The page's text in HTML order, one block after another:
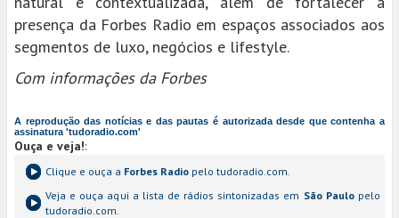
presença da Forbes Radio em espaços associados aos
segmentos de luxo, negócios e lifestyle.
Com informações da Forbes
A reprodução das notícias e das pautas é autorizada desde que contenha a
assinatura 'tudoradio.com'
Ouça e veja!:
Clique e ouça a Forbes Radio pelo tudoradio.com.
Veja e ouça aqui a lista de rádios sintonizadas em São Paulopelo
tudoradio.com.